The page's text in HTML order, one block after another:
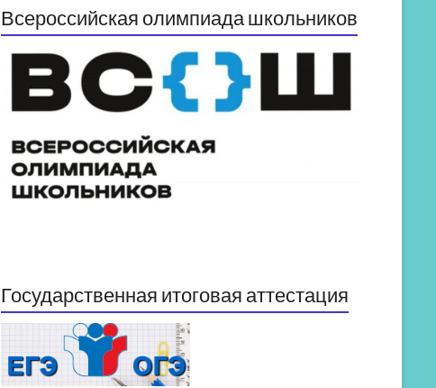
Всероссийская олимпиада школьников
Государственная итоговая аттестация